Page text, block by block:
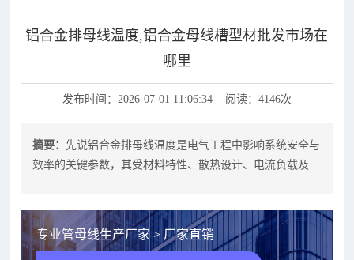
铝合金排母线温度,铝合金母线槽型材批发市场在
哪里
发布时间：2026-07-01 11:06:34 阅读：4146次
摘要：先说铝合金排母线温度是电气工程中影响系统安全与
效率的关键参数，其受材料特性、散热设计、电流负载及环
专业管母线生产厂家 > 厂家直销